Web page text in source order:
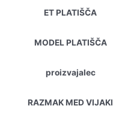
ET PLATIŠČA
MODEL PLATIŠČA
proizvajalec
RAZMAK MED VIJAKI